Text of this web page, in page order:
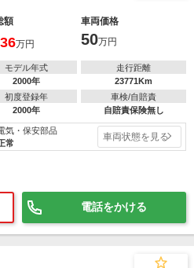
額
車両価格
万円 50万円
モデル年式
2000年
走行距離
23771Km
初度登録年
2000年
車検/自賠責
自賠責保険無し
気・保安部品
常
車両状態を見る
電話をかける